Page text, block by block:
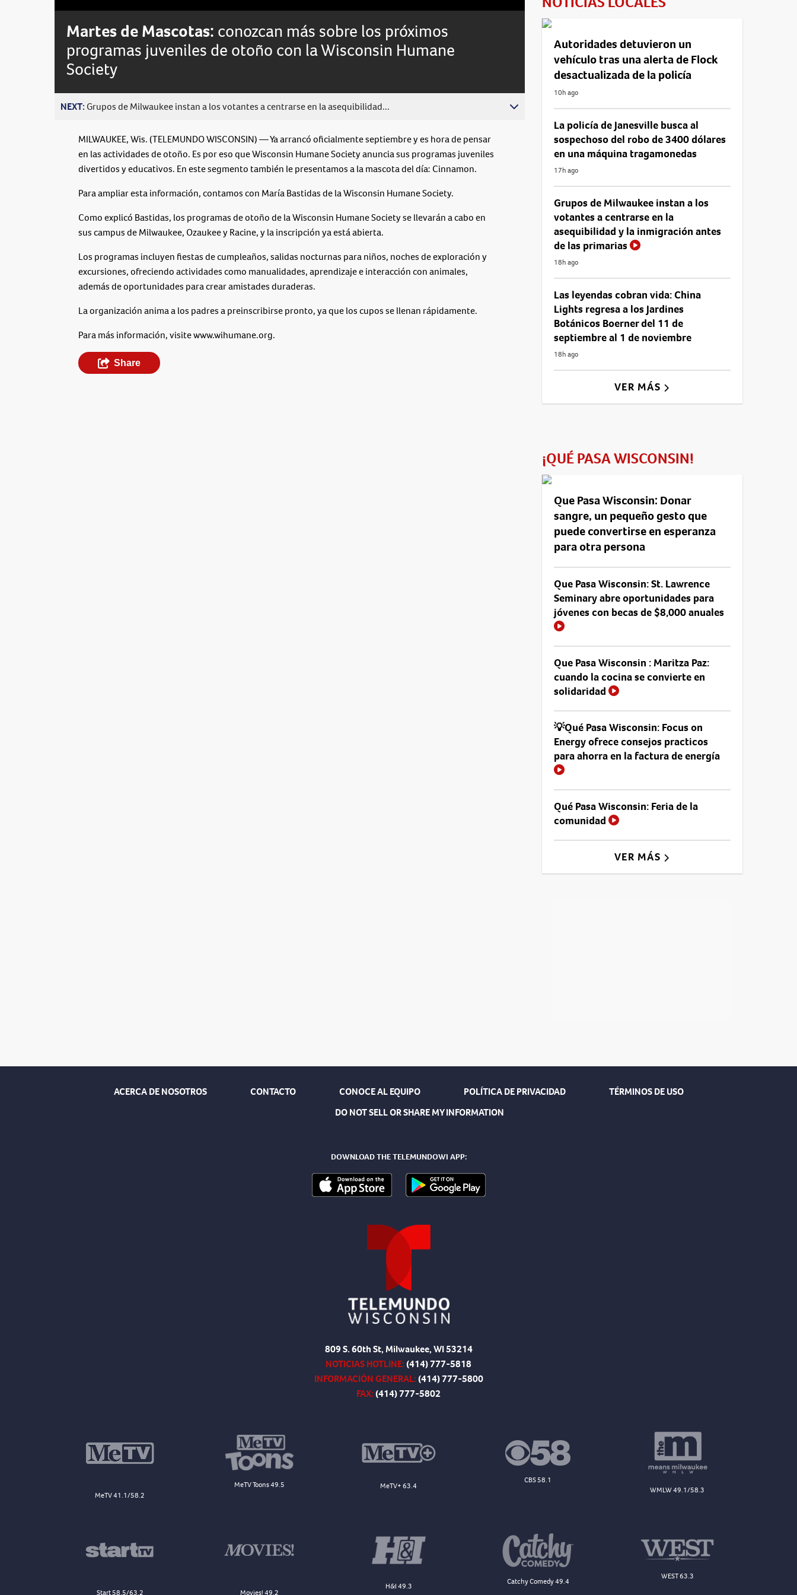
0%
Martes de Mascotas: conozcan más sobre los próximos
programas juveniles de otoño con la Wisconsin Humane
Society
NEXT: Grupos de Milwaukee instan a los votantes a centrarse en la asequibilidad...
MILWAUKEE, Wis. (TELEMUNDO WISCONSIN) — Ya arrancó oficialmente septiembre y es hora de pensar
en las actividades de otoño. Es por eso que Wisconsin Humane Society anuncia sus programas juveniles
divertidos y educativos. En este segmento también le presentamos a la mascota del día: Cinnamon.
Para ampliar esta información, contamos con María Bastidas de la Wisconsin Humane Society.
Como explicó Bastidas, los programas de otoño de la Wisconsin Humane Society se llevarán a cabo en
sus campus de Milwaukee, Ozaukee y Racine, y la inscripción ya está abierta.
Los programas incluyen fiestas de cumpleaños, salidas nocturnas para niños, noches de exploración y
excursiones, ofreciendo actividades como manualidades, aprendizaje e interacción con animales,
además de oportunidades para crear amistades duraderas.
La organización anima a los padres a preinscribirse pronto, ya que los cupos se llenan rápidamente.
Para más información, visite www.wihumane.org.
Share
Autoridades detuvieron un
vehículo tras una alerta de Flock
desactualizada de la policía
10h ago
La policía de Janesville busca al
sospechoso del robo de 3400 dólares
en una máquina tragamonedas
17h ago
Grupos de Milwaukee instan a los
votantes a centrarse en la
asequibilidad y la inmigración antes
de las primarias
18h ago
Las leyendas cobran vida: China
Lights regresa a los Jardines
Botánicos Boerner del 11 de
septiembre al 1 de noviembre
18h ago
VER MÁS
¡QUÉ PASA WISCONSIN!
Que Pasa Wisconsin: Donar
sangre, un pequeño gesto que
puede convertirse en esperanza
para otra persona
Que Pasa Wisconsin: St. Lawrence
Seminary abre oportunidades para
jóvenes con becas de $8,000 anuales
Que Pasa Wisconsin : Maritza Paz:
cuando la cocina se convierte en
solidaridad
💡Qué Pasa Wisconsin: Focus on
Energy ofrece consejos practicos
para ahorra en la factura de energía
Qué Pasa Wisconsin: Feria de la
comunidad
VER MÁS
ACERCA DE NOSOTROS CONTACTO CONOCE AL EQUIPO POLÍTICA DE PRIVACIDAD
TÉRMINOS DE USO
DO NOT SELL OR SHARE MY INFORMATION
DOWNLOAD THE TELEMUNDOWI APP:
809 S. 60th St, Milwaukee, WI 53214
NOTICIAS HOTLINE:(414) 777-5818
INFORMACIÓN GENERAL:(414) 777-5800
FAX:(414) 777-5802
MeTV 41.1/58.2
MeTV Toons 49.5 MeTV+ 63.4
CBS 58.1
WMLW 49.1/58.3
Start 58.5/63.2 Movies! 49.2
H&I 49.3
Catchy Comedy 49.4
WEST 63.3